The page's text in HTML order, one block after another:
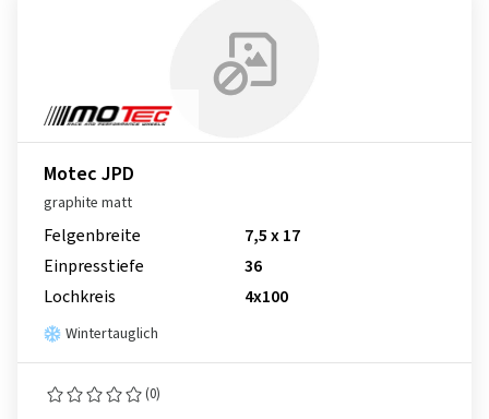
Motec JPD
graphite matt
Felgenbreite
7,5 x 17
Einpresstiefe
36
Lochkreis
4x100
Wintertauglich
(0)